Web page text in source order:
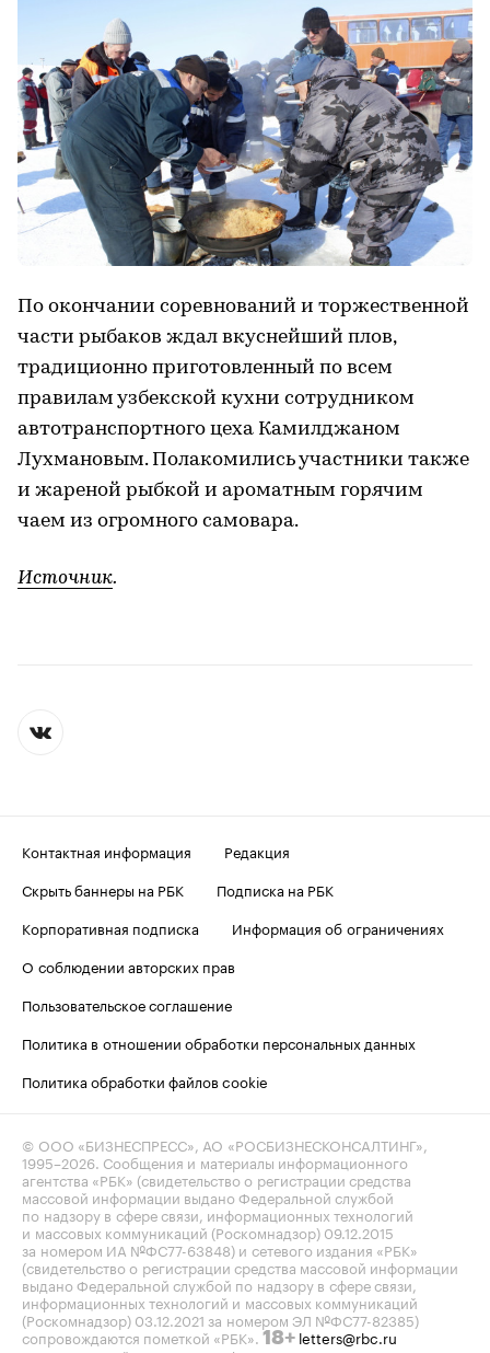
По окончании соревнований и торжественной
части рыбаков ждал вкуснейший плов,
традиционно приготовленный по всем
правилам узбекской кухни сотрудником
автотранспортного цеха Камилджаном
Лухмановым. Полакомились участники также
и жареной рыбкой и ароматным горячим
чаем из огромного самовара.
Источник.
Контактная информация
Редакция
Скрыть баннеры на РБК
Подписка на РБК
Корпоративная подписка
Информация об ограничениях
О соблюдении авторских прав
Пользовательское соглашение
Политика в отношении обработки персональных данных
Политика обработки файлов cookie
© ООО «БИЗНЕСПРЕСС», АО «РОСБИЗНЕСКОНСАЛТИНГ»,
1995–2026 . Сообщения и материалы информационного
агентства «РБК» (свидетельство о регистрации средства
массовой информации выдано Федеральной службой
по надзору в сфере связи, информационных технологий
и массовых коммуникаций (Роскомнадзор) 09.12.2015
за номером ИА №ФС77-63848) и сетевого издания «РБК»
(свидетельство о регистрации средства массовой информации
выдано Федеральной службой по надзору в сфере связи,
информационных технологий и массовых коммуникаций
(Роскомнадзор) 03.12.2021 за номером ЭЛ №ФС77-82385)
сопровождаются пометкой «РБК». 18+ letters@rbc.ru